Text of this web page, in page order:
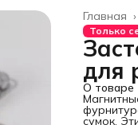
Главная ›
Только
для
О товаре
сумок.